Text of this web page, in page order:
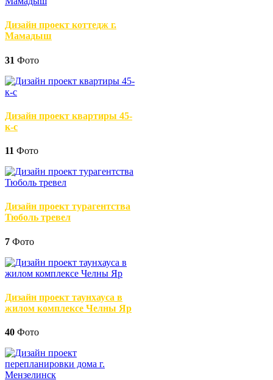
Дизайн проект коттедж г.
Мамадыш
31 Фото
Дизайн проект квартиры 45-
к-с
11 Фото
Дизайн проект турагентства
Тюболь тревел
7 Фото
Дизайн проект таунхауса в
жилом комплексе Челны Яр
40 Фото